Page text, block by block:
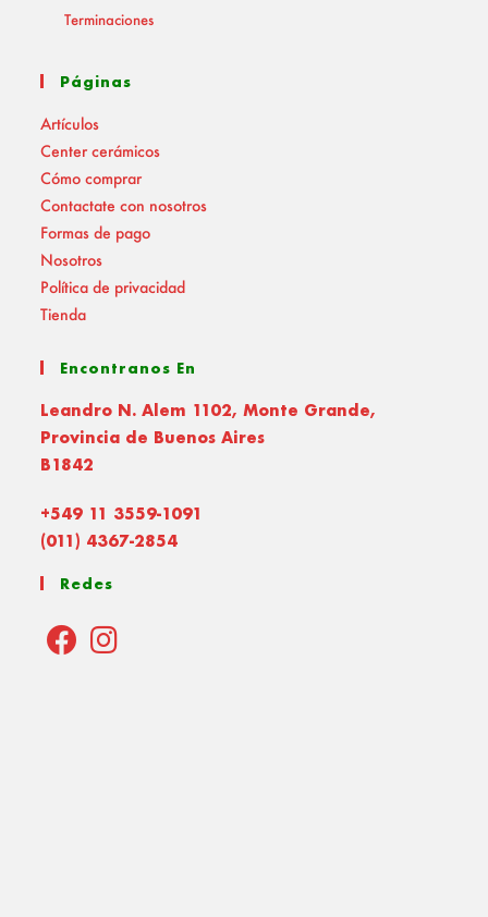
Terminaciones
Páginas
Artículos
Center cerámicos
Cómo comprar
Contactate con nosotros
Formas de pago
Nosotros
Política de privacidad
Tienda
Encontranos En
Leandro N. Alem 1102, Monte Grande,
Provincia de Buenos Aires
B1842
+549 11 3559-1091
(011) 4367-2854
Redes